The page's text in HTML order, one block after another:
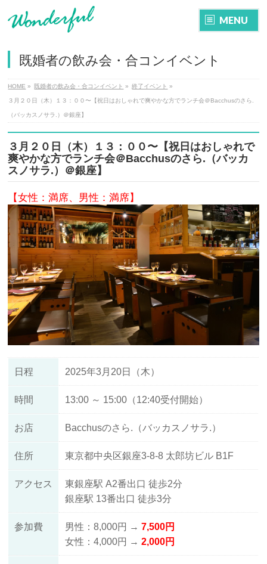
MENU
既婚者の飲み会・合コンイベント
HOME » 既婚者の飲み会・合コンイベント » 終了イベント »
３月２０日（木）１３：００〜【祝日はおしゃれで爽やかな方でランチ会＠Bacchusのさら.
（バッカスノサラ.）＠銀座】
３月２０日（木）１３：００〜【祝日はおしゃれで
爽やかな方でランチ会＠Bacchusのさら.（バッカ
スノサラ.）＠銀座】
【女性：満席、男性：満席】
日程 2025年3月20日（木）
時間 13:00 ～ 15:00（12:40受付開始）
お店 Bacchusのさら.（バッカスノサラ.）
住所 東京都中央区銀座3-8-8 太郎坊ビル B1F
アクセス
東銀座駅 A2番出口 徒歩2分
銀座駅 13番出口 徒歩3分
参加費 男性：8,000円 →7,500円
女性：4,000円 →2,000円